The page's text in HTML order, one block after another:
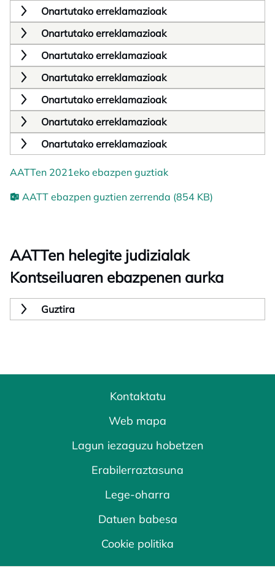
Onartutako erreklamazioak
Onartutako erreklamazioak
Onartutako erreklamazioak
Onartutako erreklamazioak
Onartutako erreklamazioak
Onartutako erreklamazioak
Onartutako erreklamazioak
AATTen 2021eko ebazpen guztiak
AATT ebazpen guztien zerrenda (854 KB)
AATTen helegite judizialak
Kontseiluaren ebazpenen aurka
Guztira
Kontaktatu
Web mapa
Lagun iezaguzu hobetzen
Erabilerraztasuna
Lege-oharra
Datuen babesa
Cookie politika